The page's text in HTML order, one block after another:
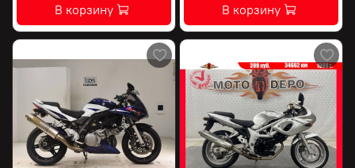
В корзину В корзину